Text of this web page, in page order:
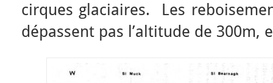
cirques glaciaires. Les
dépassent pas l’altitude de 300m,